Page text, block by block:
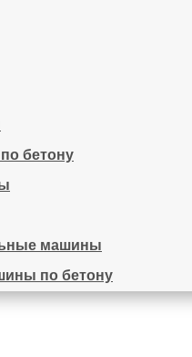
бетону
машины
по бетону